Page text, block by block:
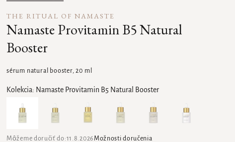
THE RITUAL OF NAMASTE
Namaste Provitamin B5 Natural
Booster
Môžeme doručiť do:11.8.2026Možnosti doručenia
sérum natural booster, 20 ml
Kolekcia: Namaste Provitamin B5 Natural Booster